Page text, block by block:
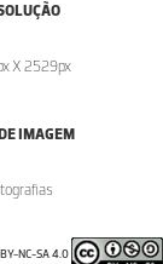
X 2529px
IMAGEM
NC-SA 4.0